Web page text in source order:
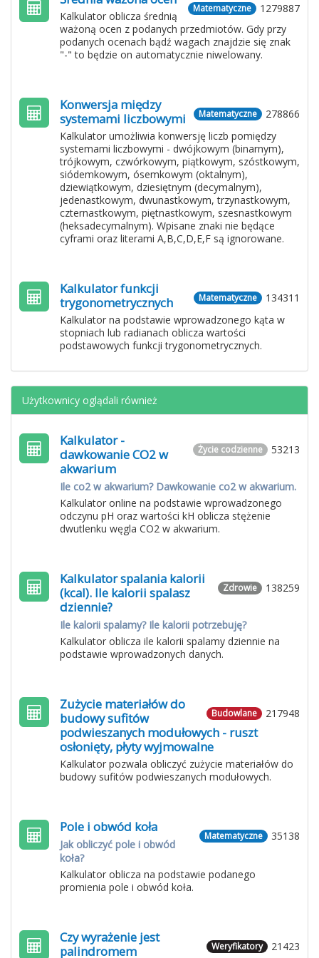
1279887
Matematyczne
Kalkulator oblicza średnią
ważoną ocen z podanych przedmiotów. Gdy przy
podanych ocenach bądź wagach znajdzie się znak
"-" to będzie on automatycznie niwelowany.
278866
Matematyczne
Konwersja między
systemami liczbowymi
Kalkulator umożliwia konwersję liczb pomiędzy
systemami liczbowymi - dwójkowym (binarnym),
trójkowym, czwórkowym, piątkowym, szóstkowym,
siódemkowym, ósemkowym (oktalnym),
dziewiątkowym, dziesiętnym (decymalnym),
jedenastkowym, dwunastkowym, trzynastkowym,
czternastkowym, piętnastkowym, szesnastkowym
(heksadecymalnym). Wpisane znaki nie będące
cyframi oraz literami A,B,C,D,E,F są ignorowane.
134311
Matematyczne
Kalkulator funkcji
trygonometrycznych
Kalkulator na podstawie wprowadzonego kąta w
stopniach lub radianach oblicza wartości
podstawowych funkcji trygonometrycznych.
Użytkownicy oglądali również
53213
Życie codzienne
Kalkulator -
dawkowanie CO2 w
akwarium
Ile co2 w akwarium? Dawkowanie co2 w akwarium.
Kalkulator online na podstawie wprowadzonego
odczynu pH oraz wartości kH oblicza stężenie
dwutlenku węgla CO2 w akwarium.
138259
Zdrowie
Kalkulator spalania kalorii
(kcal). Ile kalorii spalasz
dziennie?
Ile kalorii spalamy? Ile kalorii potrzebuję?
Kalkulator oblicza ile kalorii spalamy dziennie na
podstawie wprowadzonych danych.
217948
Budowlane
Zużycie materiałów do
budowy sufitów
podwieszanych modułowych - ruszt
osłonięty, płyty wyjmowalne
Kalkulator pozwala obliczyć zużycie materiałów do
budowy sufitów podwieszanych modułowych.
35138
Matematyczne
Pole i obwód koła
Jak obliczyć pole i obwód
koła?
Kalkulator oblicza na podstawie podanego
promienia pole i obwód koła.
21423
Weryfikatory
Czy wyrażenie jest
palindromem